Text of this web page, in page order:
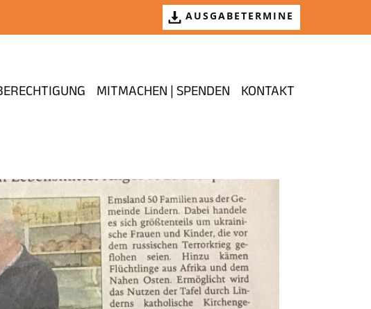
AUSGABETERMINE
MITMACHEN | SPENDEN KONTAKT